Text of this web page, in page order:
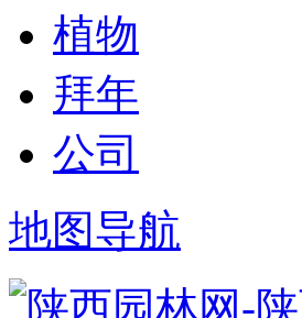
植物
拜年
公司
地图导航